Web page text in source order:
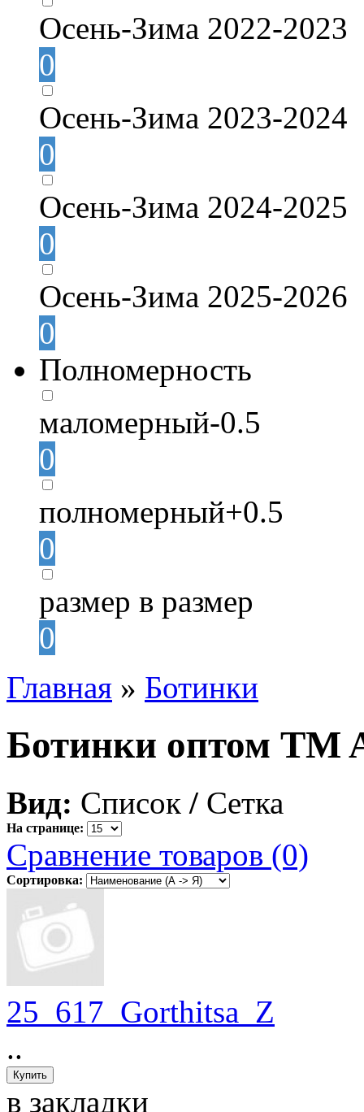
Осень-Зима 2022-2023
0
Осень-Зима 2023-2024
0
Осень-Зима 2024-2025
0
Осень-Зима 2025-2026
0
Полномерность
маломерный-0.5
0
полномерный+0.5
0
размер в размер
0
Главная » Ботинки
Ботинки оптом TM
Вид: Список / Сетка
На странице:
Сравнение товаров (0)
Сортировка:
25_617_Gorthitsa_Z
..
в закладки